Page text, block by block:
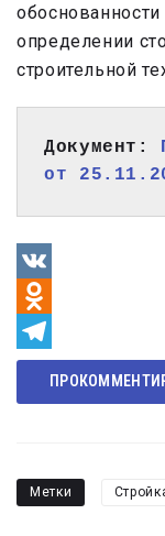
определении
строительной
Документ:
от
VK
Odnoklassniki
Telegram
Метки